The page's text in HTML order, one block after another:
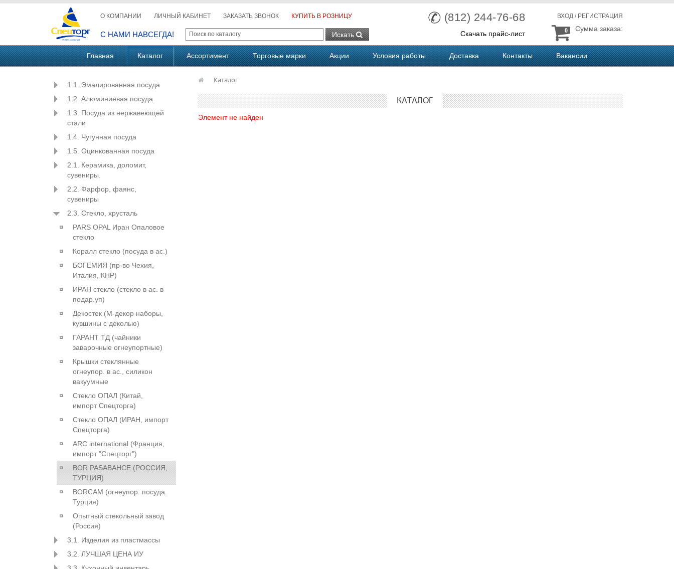
О КОМПАНИИ ЛИЧНЫЙ КАБИНЕТ ЗАКАЗАТЬ ЗВОНОК КУПИТЬ В РОЗНИЦУ
С НАМИ НАВСЕГДА! Искать
(812) 244-76-68
Скачать прайс-лист
ВХОД / РЕГИСТРАЦИЯ
Сумма заказа:
0
Главная Каталог Ассортимент Торговые марки Акции Условия работы Доставка Контакты Вакансии
1.1. Эмалированная посуда
1.2. Алюминиевая посуда
1.3. Посуда из нержавеющей
стали
1.4. Чугунная посуда
1.5. Оцинкованная посуда
2.1. Керамика, доломит,
сувениры.
2.2. Фарфор, фаянс,
сувениры
2.3. Стекло, хрусталь
PARS OPAL Иран Опаловое
стекло
Коралл стекло (посуда в ас.)
БОГЕМИЯ (пр-во Чехия,
Италия, КНР)
ИРАН стекло (стекло в ас. в
подар.уп)
Декостек (М-декор наборы,
кувшины с деколью)
ГАРАНТ ТД (чайники
заварочные огнеупортные)
Крышки стеклянные
огнеупор. в ас., силикон
вакуумные
Стекло ОПАЛ (Китай,
импорт Спецторга)
Стекло ОПАЛ (ИРАН, импорт
Спецторга)
ARC international (Франция,
импорт "Спецторг")
BOR PASABAHCE (РОСCИЯ,
ТУРЦИЯ)
BORCAM (огнеупор. посуда.
Турция)
Опытный стекольный завод
(Россия)
3.1. Изделия из пластмассы
3.2. ЛУЧШАЯ ЦЕНА ИУ
Каталог
КАТАЛОГ
Элемент не найден